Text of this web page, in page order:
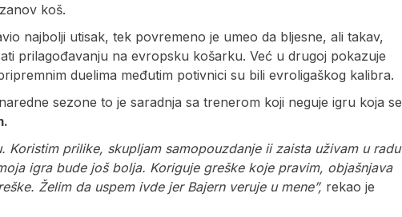
koš.
najbolji utisak, tek povremeno je umeo da bljesne, ali takav,
prilagođavanju na evropsku košarku. Već u drugoj pokazuje
duelima međutim potivnici su bili evroligaškog kalibra.
sezone to je saradnja sa trenerom koji neguje igru koja se
Koristim prilike, skupljam samopouzdanje ii zaista uživam u radu
igra bude još bolja. Koriguje greške koje pravim, objašnjava
Želim da uspem ivde jer Bajern veruje u mene”, rekao je